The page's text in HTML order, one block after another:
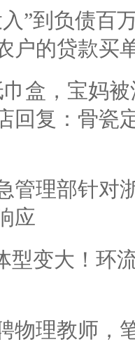
”到负债百
户的贷款买
盒，宝妈
回复：骨瓷
管理部针对
应
型变大！环
物理教师，